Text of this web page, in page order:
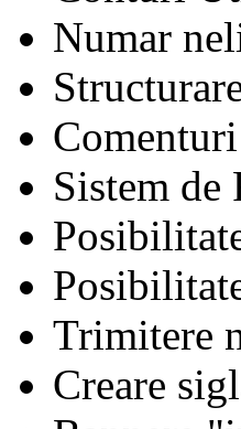
Numar
Sistem de
Trimitere
Creare